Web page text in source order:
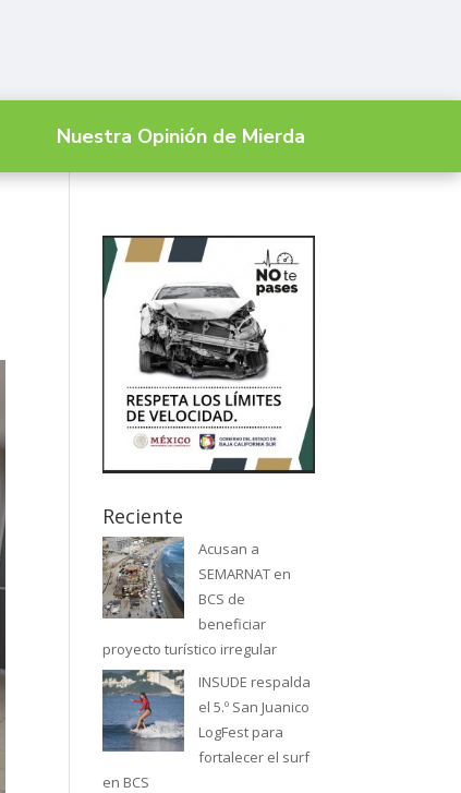
Nuestra Opinión de Mierda
Reciente
Acusan a
SEMARNAT en
BCS de
beneficiar
proyecto turístico irregular
INSUDE respalda
el 5.º San Juanico
LogFest para
fortalecer el surf
en BCS